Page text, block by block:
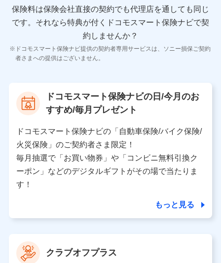
閲覧履歴、購買履歴、ご契約内容等のパーソナルデータを分
析して、お客さまの趣味・嗜好・傾向に応じたサービス・商
品等に関するご提案や広告の配信等を行うことがありま
各種セミナーの開催のため
コンサルティングサービスの実施のため
アンケートやキャンペーン等の実施のため
称・住所・代表者名】
当該個人データを取り扱う各共同利用者（詳細は次のと
おり）
東京都千代田区永田町2丁目11番1号 山王パークタワー
株式会社NTTドコモ 代表取締役社長 前田 義晃
東京都中央区日本橋人形町2-14-10 アーバンネット日
本橋ビル 3F
ソナルデータ憲章」に定める行動原則を順守します 。
※ パーソナルデータダッシュボードの「第三者提供の
保険料は保険会社直接の契約でも代理店を通しても同じ
です。 それなら特典が付くドコモスマート保険ナビで契
約しませんか？
ドコモスマート保険ナビ提供の契約者専用サービスは、ソニー損保ご契約
者さまへの提供はございません。
ドコモスマート保険ナビの日/今月のお
すすめ/毎月プレゼント
ドコモスマート保険ナビの「自動車保険/バイク保険/
火災保険」のご契約者さま限定！
毎月抽選で「お買い物券」や「コンビニ無料引換ク
ーポン」などのデジタルギフトがその場で当たりま
す！
もっと見る
クラブオフプラス